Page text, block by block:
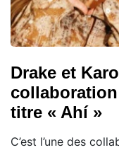
Drake et
titre « Ahí »
C’est l’une des